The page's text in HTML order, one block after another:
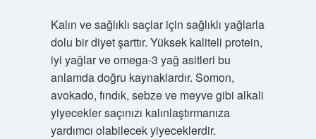
Kalın ve sağlıklı saçlar için sağlıklı yağlarla
dolu bir diyet şarttır. Yüksek kaliteli protein,
iyi yağlar ve omega-3 yağ asitleri bu
anlamda doğru kaynaklardır. Somon,
avokado, fındık, sebze ve meyve gibi alkali
yiyecekler saçınızı kalınlaştırmanıza
yardımcı olabilecek yiyeceklerdir.